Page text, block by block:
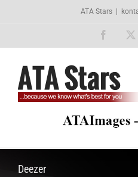
ATA Stars
Deezer